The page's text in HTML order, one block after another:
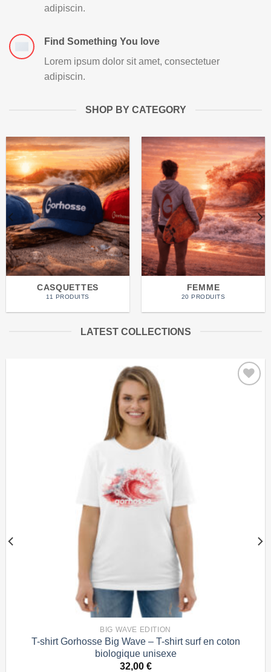
adipiscin.
Find Something You love
Lorem ipsum dolor sit amet, consectetuer
adipiscin.
SHOP BY CATEGORY
CASQUETTES
11 PRODUITS
FEMME
20 PRODUITS
LATEST COLLECTIONS
BIG WAVE EDITION
T-shirt Gorhosse Big Wave – T-shirt surf en coton
biologique unisexe
32,00 €